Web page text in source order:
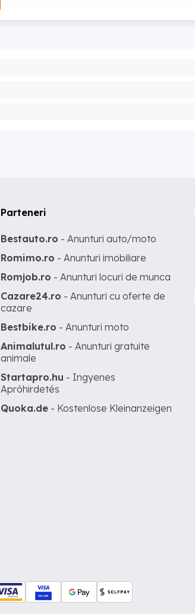
Parteneri
Bestauto.ro - Anunturi auto/moto
Romimo.ro - Anunturi imobiliare
Romjob.ro - Anunturi locuri de munca
Cazare24.ro - Anunturi cu oferte de
cazare
Bestbike.ro - Anunturi moto
Animalutul.ro - Anunturi gratuite
animale
Startapro.hu - Ingyenes
Apróhirdetés
Quoka.de - Kostenlose Kleinanzeigen